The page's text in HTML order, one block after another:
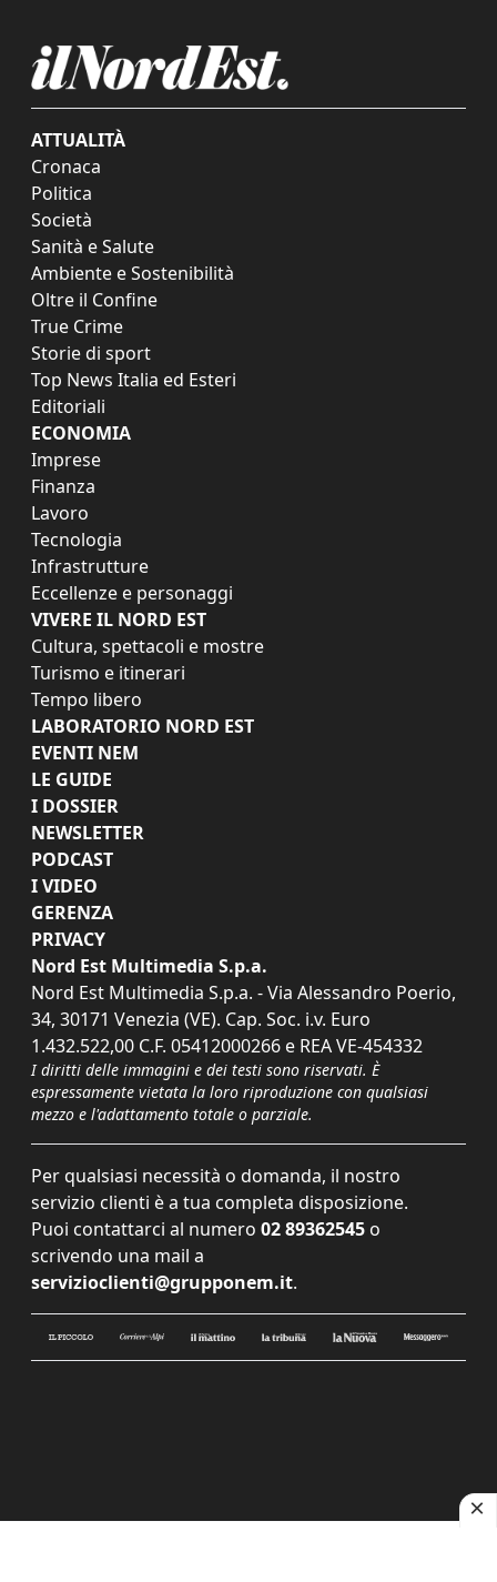
ATTUALITÀ
Cronaca
Politica
Società
Sanità e Salute
Ambiente e Sostenibilità
Oltre il Confine
True Crime
Storie di sport
Top News Italia ed Esteri
Editoriali
ECONOMIA
Imprese
Finanza
Lavoro
Tecnologia
Infrastrutture
Eccellenze e personaggi
VIVERE IL NORD EST
Cultura, spettacoli e mostre
Turismo e itinerari
Tempo libero
LABORATORIO NORD EST
EVENTI NEM
LE GUIDE
I DOSSIER
NEWSLETTER
PODCAST
I VIDEO
GERENZA
PRIVACY
Nord Est Multimedia S.p.a.
Nord Est Multimedia S.p.a. - Via Alessandro Poerio,
34, 30171 Venezia (VE). Cap. Soc. i.v. Euro
1.432.522,00 C.F. 05412000266 e REA VE-454332
I diritti delle immagini e dei testi sono riservati. È
espressamente vietata la loro riproduzione con qualsiasi
mezzo e l'adattamento totale o parziale.
Per qualsiasi necessità o domanda, il nostro
servizio clienti è a tua completa disposizione.
Puoi contattarci al numero 02 89362545 o
scrivendo una mail a
servizioclienti@grupponem.it.